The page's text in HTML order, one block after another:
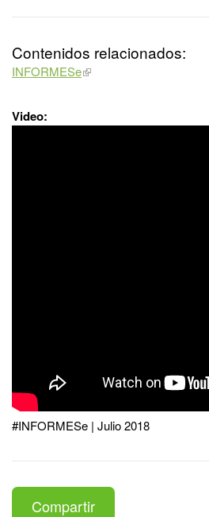
Contenidos relacionados:
INFORMESe
Video:
#INFORMESe | Julio 2018
Compartir